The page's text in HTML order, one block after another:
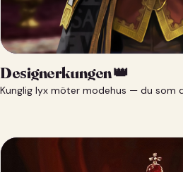
Designerkungen 👑
Kunglig lyx möter modehus — du som